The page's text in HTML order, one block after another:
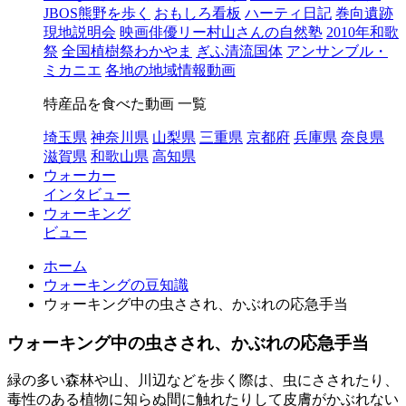
JBOS熊野を歩く
おもしろ看板 ハーティ日記 巻向遺跡
現地説明会 映画俳優リー村山さんの自然塾 2010年和歌
祭 全国植樹祭わかやま ぎふ清流国体 アンサンブル・
ミカニエ 各地の地域情報動画
特産品を食べた動画 一覧
埼玉県 神奈川県 山梨県 三重県 京都府 兵庫県 奈良県
滋賀県 和歌山県 高知県
ウォーカー
インタビュー
ウォーキング
ビュー
ホーム
ウォーキングの豆知識
ウォーキング中の虫さされ、かぶれの応急手当
ウォーキング中の虫さされ、かぶれの応急手当
緑の多い森林や山、川辺などを歩く際は、虫にさされたり、
毒性のある植物に知らぬ間に触れたりして皮膚がかぶれない